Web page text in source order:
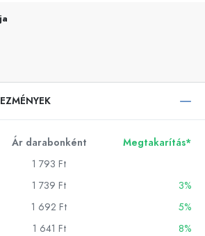
Ár darabonként
Megtakarítás*
1 793 Ft
1 739 Ft
3%
1 692 Ft
5%
1 641 Ft
8%